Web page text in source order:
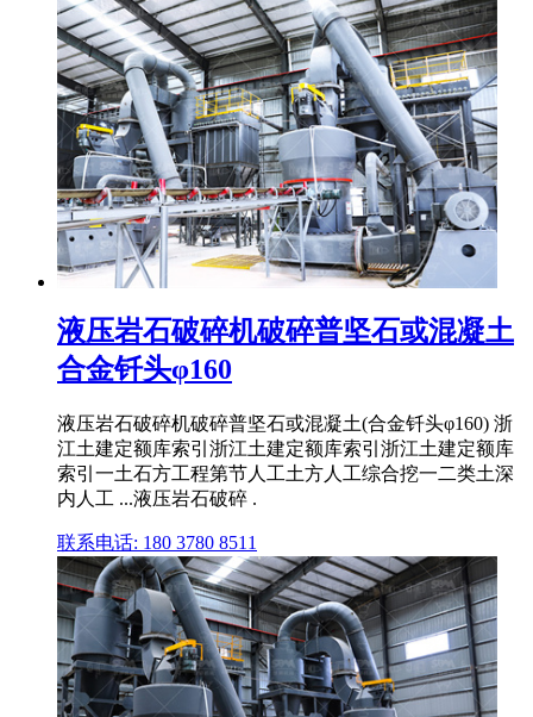
液压岩石破碎机破碎普坚石或混凝土
合金钎头φ160
液压岩石破碎机破碎普坚石或混凝土(合金钎头φ160) 浙
江土建定额库索引浙江土建定额库索引浙江土建定额库
索引一土石方工程第节人工土方人工综合挖一二类土深
内人工 ...液压岩石破碎 .
联系电话: 180 3780 8511